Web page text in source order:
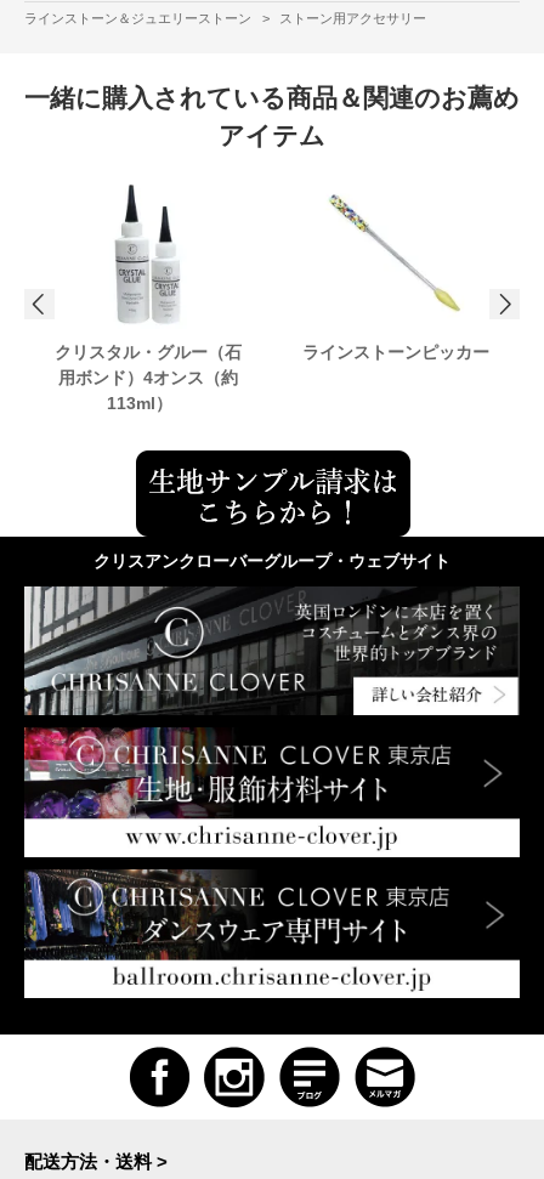
ラインストーン＆ジュエリーストーン > ストーン用アクセサリー
一緒に購入されている商品＆関連のお薦め
アイテム
クリスタル・グルー（石
用ボンド）4オンス（約
113ml）
ラインストーンピッカー
クリスアンクローバーグループ・ウェブサイト
配送方法・送料 >